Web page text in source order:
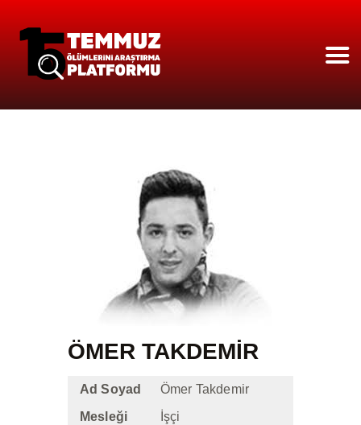
ANASAYFA
HAKKIMIZDA
ÇÖZÜLEN OLAYLAR
BASINDA PLATFORM
ÖMER TAKDEMIR
Ad Soyad
Ömer Takdemir
Mesleği
İşçi